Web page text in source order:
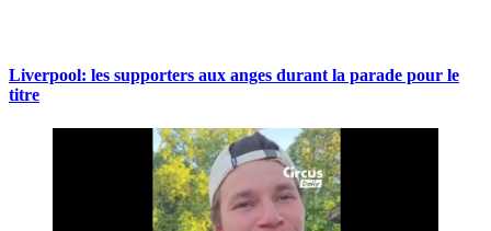
Liverpool: les supporters aux anges durant la parade pour le
titre